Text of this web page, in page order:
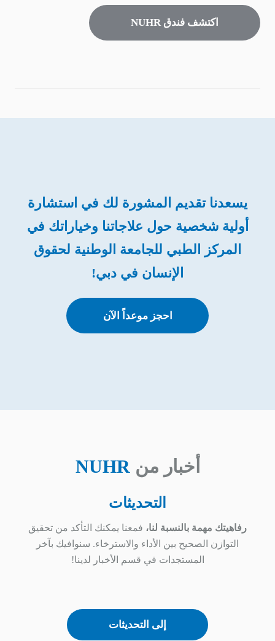
اكتشف فندق NUHR
يسعدنا تقديم المشورة لك في استشارة
أولية شخصية حول علاجاتنا وخياراتك في
المركز الطبي للجامعة الوطنية لحقوق
الإنسان في دبي!
احجز موعداً الآن
أخبار منNUHR
التحديثات
رفاهيتك مهمة بالنسبة لنا، فمعنا يمكنك التأكد من تحقيق
التوازن الصحيح بين الأداء والاسترخاء. سنوافيك بآخر
المستجدات في قسم الأخبار لدينا!
إلى التحديثات